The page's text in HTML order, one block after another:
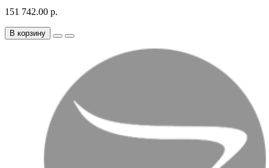
151 742.00 р.
В корзину